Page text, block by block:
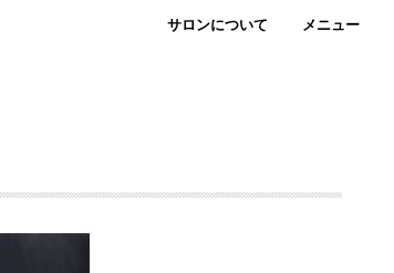
サロンについて メニュー